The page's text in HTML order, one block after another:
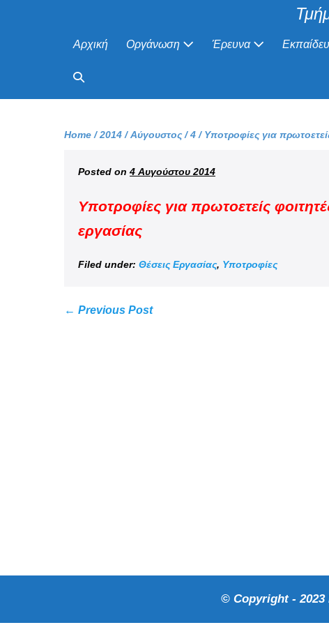
Αρχική Οργάνωση Έρευνα
Home /2014 /Αύγουστος /4 / Υποτροφίες για
Posted on 4 Αυγούστου 2014
Υποτροφίες για πρωτοετείς
εργασίας
Filed under: Θέσεις Εργασίας, Υποτροφίες
← Previous Post
© Copyright - 2023